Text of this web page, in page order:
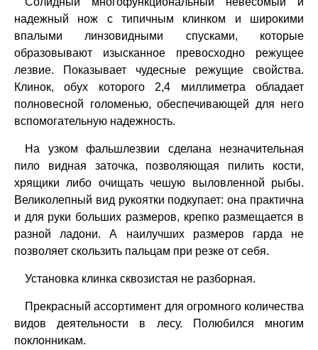
надежный нож с типичным клинком и широкими
впалыми линзовидными спусками, которые
образовывают изысканное превосходно режущее
лезвие. Показывает чудесные режущие свойства.
Клинок, обух которого 2,4 миллиметра обладает
полновесной голоменью, обеспечивающей для него
вспомогательную надежность.
На узком фальшлезвии сделана незначительная
пило видная заточка, позволяющая пилить кости,
хрящики либо очищать чешую выловленной рыбы.
Великолепный вид рукоятки подкупает: она практична
и для руки больших размеров, крепко размещается в
разной ладони. А наилучших размеров гарда не
позволяет скользить пальцам при резке от себя.
Установка клинка сквозистая не разборная.
Прекрасный ассортимент для огромного количества
видов деятельности в лесу. Полюбился многим
поклонникам.